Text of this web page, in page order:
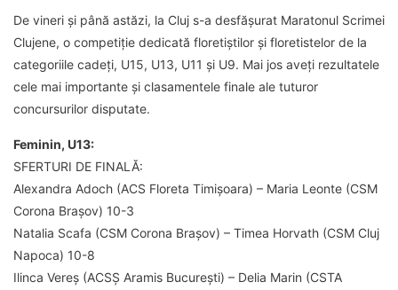
De vineri și până astăzi, la Cluj s-a desfășurat Maratonul Scrimei
Clujene, o competiție dedicată floretiștilor și floretistelor de la
categoriile cadeți, U15, U13, U11 și U9. Mai jos aveți rezultatele
cele mai importante și clasamentele finale ale tuturor
concursurilor disputate.
Feminin, U13:
SFERTURI DE FINALĂ:
Alexandra Adoch (ACS Floreta Timișoara) – Maria Leonte (CSM
Corona Brașov) 10-3
Natalia Scafa (CSM Corona Brașov) – Timea Horvath (CSM Cluj
Napoca) 10-8
Ilinca Vereș (ACSȘ Aramis București) – Delia Marin (CSTA